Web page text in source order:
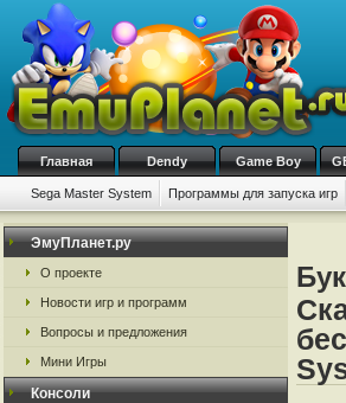
Главная Dendy Game Boy
Sega Master System Программы для запуска игр
ЭмуПланет.ру
О проекте
Новости игр и программ
Вопросы и предложения
Мини Игры
Консоли